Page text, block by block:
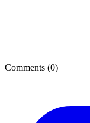
Comments (0)